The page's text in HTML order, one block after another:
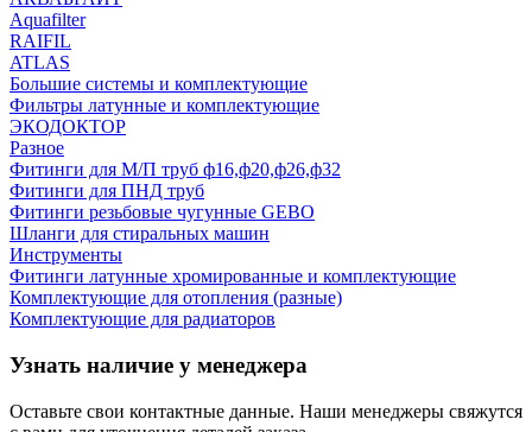
Aquafilter
RAIFIL
ATLAS
Большие системы и комплектующие
Фильтры латунные и комплектующие
ЭКОДОКТОР
Разное
Фитинги для М/П труб ф16,ф20,ф26,ф32
Фитинги для ПНД труб
Фитинги резьбовые чугунные GEBO
Шланги для стиральных машин
Инструменты
Фитинги латунные хромированные и комплектующие
Комплектующие для отопления (разные)
Комплектующие для радиаторов
Узнать наличие у менеджера
Оставьте свои контактные данные. Наши менеджеры свяжутся